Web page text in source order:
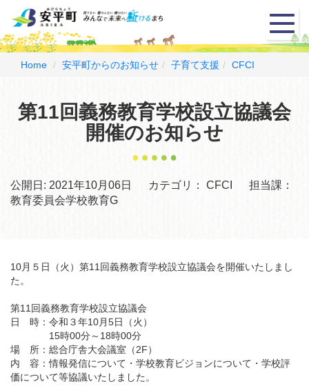
メ
ニ
ュ
Home 安平町からのお知らせ 子育て支援 CFCI
第11回義務教育学校設立協議会
開催のお知らせ
公開日: 2021年10月06日 カテゴリ： CFCI
担当課：
教育委員会学校教育G
10月５日（火）第11回義務教育学校設立協議会を開催いたしまし
た。
第11回義務教育学校設立協議会
日 時：令和３年10月5日（火）
15時00分～18時00分
場 所：総合庁舎大会議室（2F）
内 容：情報発信について・学校教育ビジョンについて・学校評
価について等協議いたしました。